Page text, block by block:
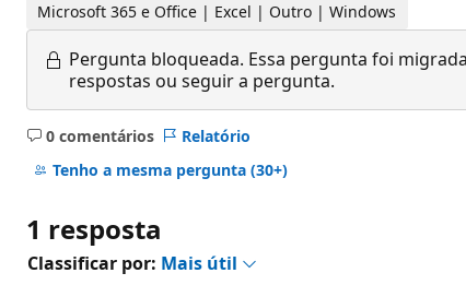
Microsoft 365 e Office | Excel | Outro | Windows
Pergunta bloqueada. Essa pergunta foi
respostas ou seguir a pergunta.
0 comentários
Sem
comentários
Relatório
Tenho a mesma pergunta (30+)
1 resposta
Classificar por: Mais útil